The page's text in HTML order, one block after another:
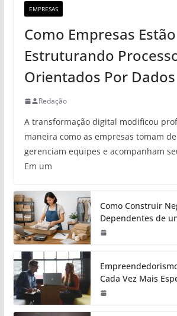
EMPRESAS
Como Empresas Estão
Estruturando
Orientados Por Dados
Redação
A transformação digital modificou
maneira como as empresas tomam
gerenciam equipes e acompanham
Em um
Como Construir
Dependentes de
Cada Vez Mais